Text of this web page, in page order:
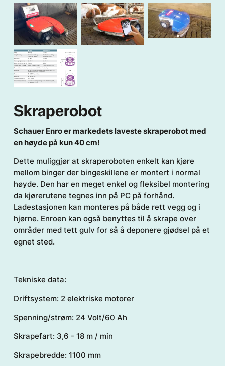
Skraperobot
Schauer Enro er markedets laveste skraperobot med
en høyde på kun 40 cm!
Dette muliggjør at skraperoboten enkelt kan kjøre
mellom binger der bingeskillene er montert i normal
høyde. Den har en meget enkel og fleksibel montering
da kjørerutene tegnes inn på PC på forhånd.
Ladestasjonen kan monteres på både rett vegg og i
hjørne. Enroen kan også benyttes til å skrape over
områder med tett gulv for så å deponere gjødsel på et
egnet sted.
Tekniske data:
Driftsystem: 2 elektriske motorer
Spenning/strøm: 24 Volt/60 Ah
Skrapefart: 3,6 - 18 m / min
Skrapebredde: 1100 mm